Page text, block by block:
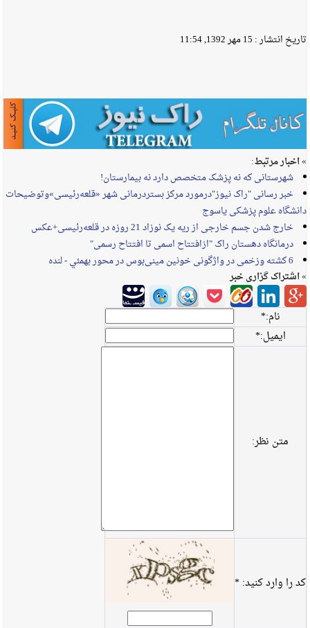
تاریخ انتشار : 15 مهر 1392, 11:54
» اخبار مرتبط:
شهرستانی که نه پزشک متخصص دارد نه بیمارستان!
خبر رسانی "راک نیوز"درمورد مرکز بستردرمانی شهر «قلعه‌رئیسی»وتوضیحات
دانشگاه علوم پزشکی یاسوج
خارج شدن جسم خارجی از ریه یک نوزاد 21 روزه در قلعه‌رئیسی+عکس
درمانگاه دهستان راک "ازافتتاح اسمی تا افتتاح رسمی"
6 کشته وزخمی در واژگونی خونین مینی‌بوس در محور بهمئي - لنده
» اشتراک گزاری خبر
نام:*
ایمیل:*
متن نظر:
کد را وارد کنید:*